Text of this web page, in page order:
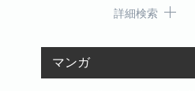
詳細検索
マンガ